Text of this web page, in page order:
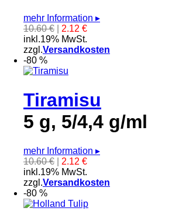
mehr Information ▸
10.60 €
2.12 €
inkl.19% MwSt.
zzgl.Versandkosten
-80 %
Tiramisu
5 g, 5/4,4 g/ml
mehr Information ▸
10.60 €
2.12 €
inkl.19% MwSt.
zzgl.Versandkosten
-80 %